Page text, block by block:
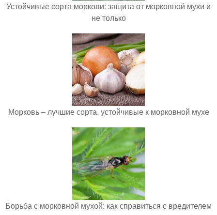
Устойчивые сорта моркови: защита от морковной мухи и
не только
Морковь – лучшие сорта, устойчивые к морковной мухе
Борьба с морковной мухой: как справиться с вредителем